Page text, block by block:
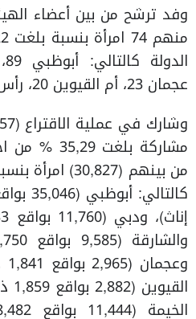
عجمان 23، أم القيوين 20، رأس الخيمة 41، الفجيرة 36.
مشاركة